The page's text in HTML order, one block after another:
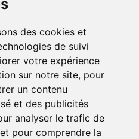
des cookies et
de suivi
votre expérience
sur notre site, pour
un contenu
et des publicités
analyser le trafic de
pour comprendre la